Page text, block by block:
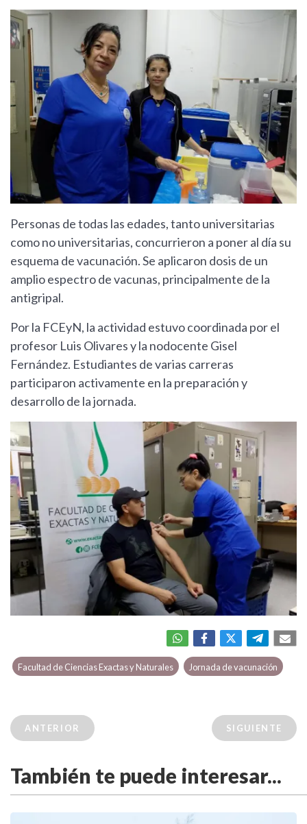
Personas de todas las edades, tanto universitarias
como no universitarias, concurrieron a poner al día su
esquema de vacunación. Se aplicaron dosis de un
amplio espectro de vacunas, principalmente de la
antigripal.
Por la FCEyN, la actividad estuvo coordinada por el
profesor Luis Olivares y la nodocente Gisel
Fernández. Estudiantes de varias carreras
participaron activamente en la preparación y
desarrollo de la jornada.
Facultad de Ciencias Exactas y Naturales Jornada de vacunación
ANTERIOR SIGUIENTE
También te puede interesar...